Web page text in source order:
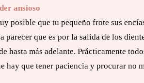
ansioso
posible que tu pequeño frote sus
parecer que es por la salida de los
hasta más adelante. Prácticamente
hay que tener paciencia y procurar no